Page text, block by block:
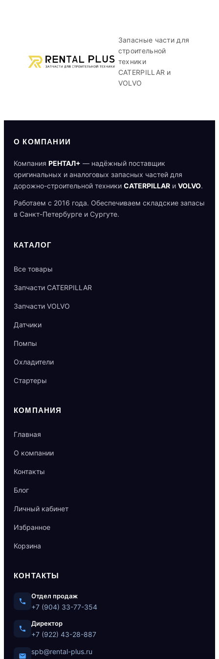
Запасные части для
строительной
техники
CATERPILLAR и
VOLVO
О КОМПАНИИ
Компания РЕНТАЛ+ — надёжный поставщик
оригинальных и аналоговых запасных частей для
дорожно-строительной техники CATERPILLAR и VOLVO.
Работаем с 2016 года. Обеспечиваем складские запасы
в Санкт-Петербурге и Сургуте.
КАТАЛОГ
Все товары
Запчасти CATERPILLAR
Запчасти VOLVO
Датчики
Помпы
Охладители
Стартеры
КОМПАНИЯ
Главная
О компании
Контакты
Блог
Личный кабинет
Избранное
Корзина
КОНТАКТЫ
Отдел продаж
+7 (904) 33-77-354
Директор
+7 (922) 43-28-887
spb@rental-plus.ru